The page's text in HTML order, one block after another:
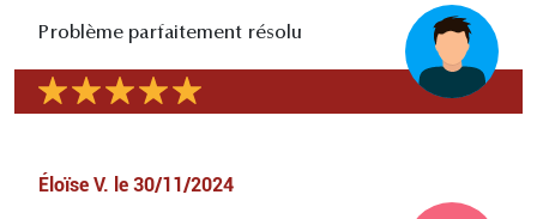
Problème parfaitement résolu
Éloïse V. le 30/11/2024